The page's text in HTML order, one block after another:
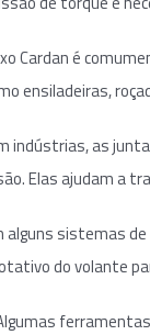
Cardan é
ensiladeiras,
indústrias, as
Elas ajudam a
alguns sistemas
do volante